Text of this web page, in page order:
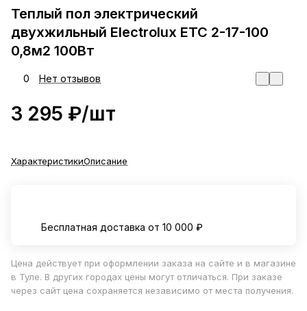
Теплый пол электрический
двухжильный Electrolux ETC 2-17-100
0,8м2 100Вт
0 Нет отзывов
3 295 ₽/шт
ХарактеристикиОписание
Бесплатная доставка от 10 000 ₽
Цена действует при оформлении заказа на сайте и в магазине
в Туле. В других городах цены могут отличаться. При заказе
через сайт цена сохраняется независимо от места получения.